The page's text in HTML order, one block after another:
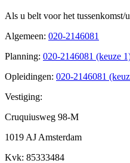
Als u belt voor het tussenkomst/
Algemeen: 020-2146081
Planning: 020-2146081 (keuze
Opleidingen: 020-2146081
Vestiging:
Cruquiusweg 98-M
1019 AJ Amsterdam
Kvk: 85333484